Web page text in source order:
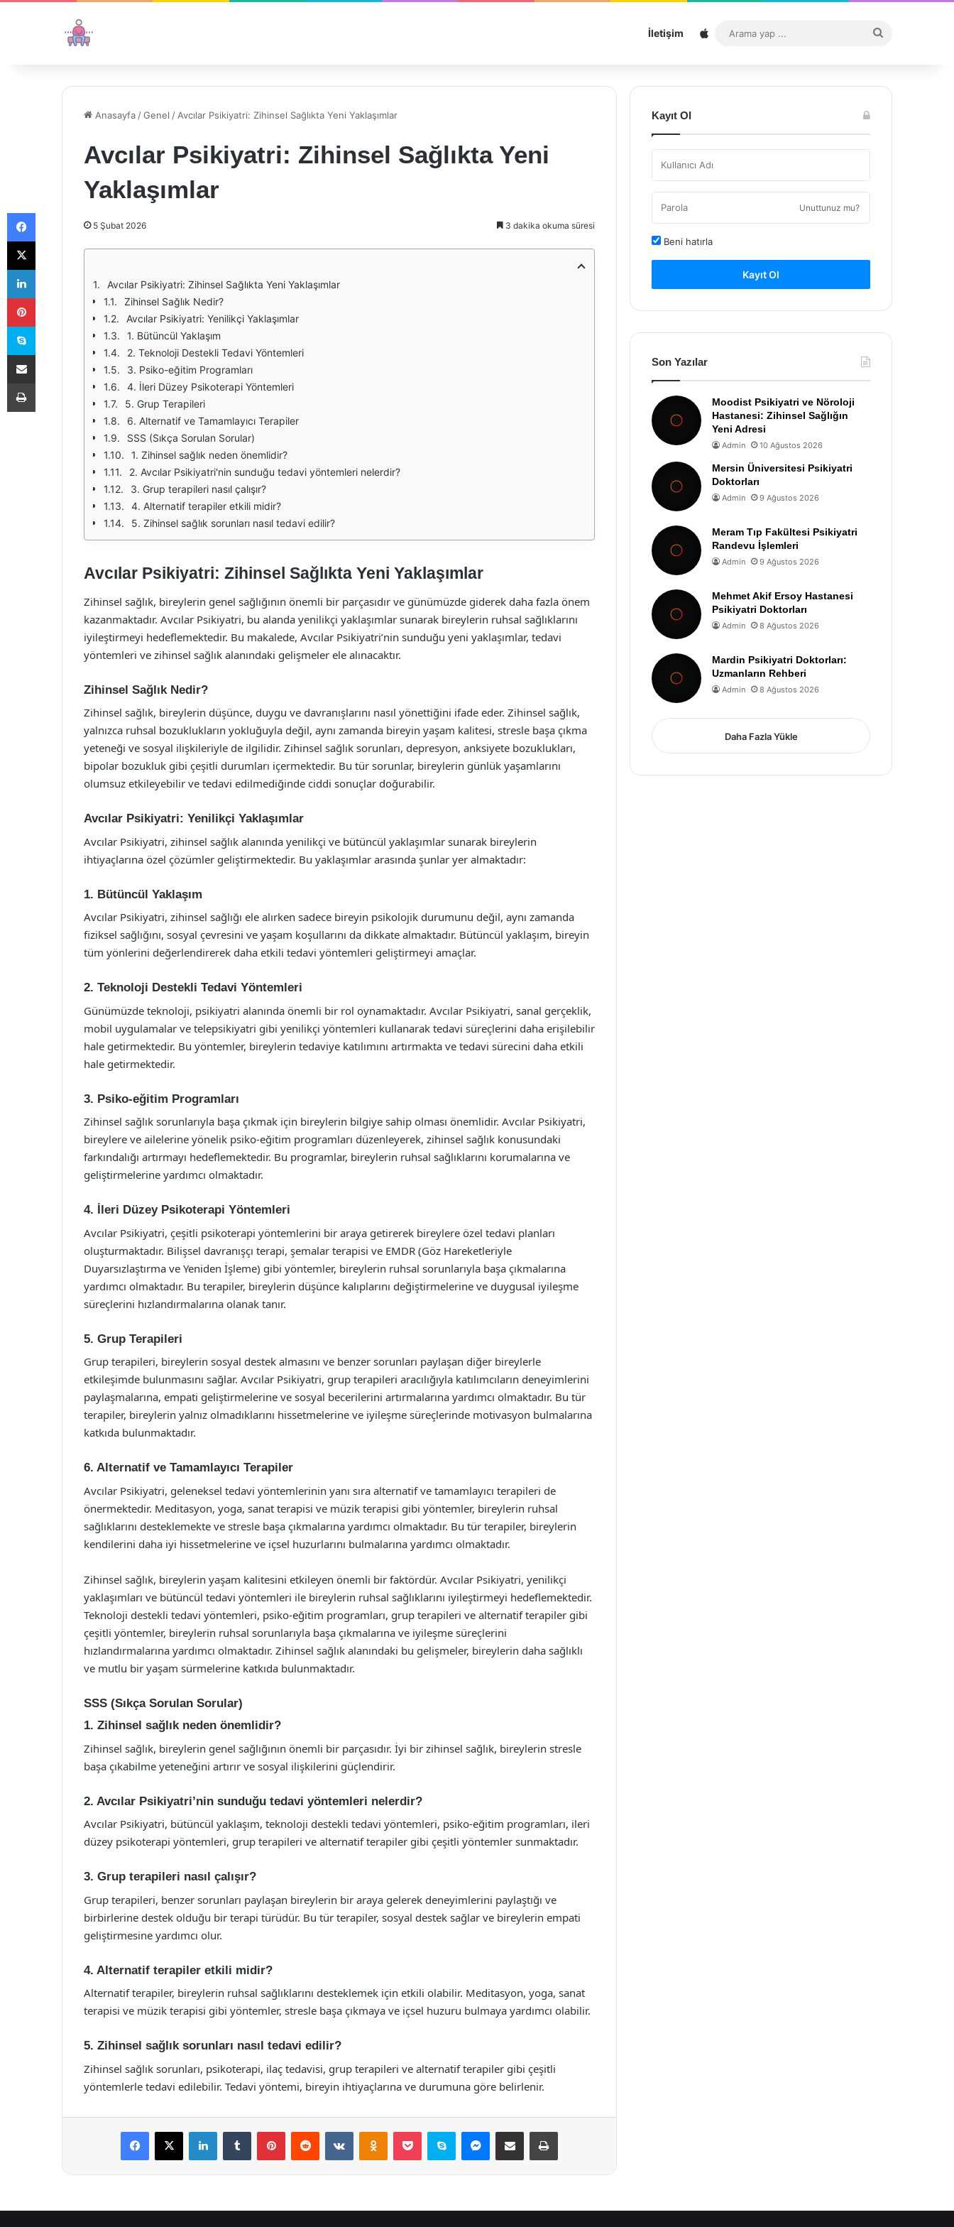
İletişim Sitemap
...
Anasayfa /Genel / Avcılar Psikiyatri: Zihinsel Sağlıkta Yeni Yaklaşımlar
Avcılar Psikiyatri: Zihinsel Sağlıkta Yeni
Yaklaşımlar
5 Şubat 2026 3 dakika okuma süresi
Avcılar Psikiyatri: Zihinsel Sağlıkta Yeni Yaklaşımlar
Zihinsel Sağlık Nedir?
Avcılar Psikiyatri: Yenilikçi Yaklaşımlar
1. Bütüncül Yaklaşım
2. Teknoloji Destekli Tedavi Yöntemleri
3. Psiko-eğitim Programları
4. İleri Düzey Psikoterapi Yöntemleri
5. Grup Terapileri
6. Alternatif ve Tamamlayıcı Terapiler
SSS (Sıkça Sorulan Sorular)
1. Zihinsel sağlık neden önemlidir?
2. Avcılar Psikiyatri'nin sunduğu tedavi yöntemleri nelerdir?
3. Grup terapileri nasıl çalışır?
4. Alternatif terapiler etkili midir?
5. Zihinsel sağlık sorunları nasıl tedavi edilir?
Avcılar Psikiyatri: Zihinsel Sağlıkta Yeni Yaklaşımlar
Zihinsel sağlık, bireylerin genel sağlığının önemli bir parçasıdır ve günümüzde giderek daha fazla önem
kazanmaktadır. Avcılar Psikiyatri, bu alanda yenilikçi yaklaşımlar sunarak bireylerin ruhsal sağlıklarını
iyileştirmeyi hedeflemektedir. Bu makalede, Avcılar Psikiyatri’nin sunduğu yeni yaklaşımlar, tedavi
yöntemleri ve zihinsel sağlık alanındaki gelişmeler ele alınacaktır.
Zihinsel Sağlık Nedir?
Zihinsel sağlık, bireylerin düşünce, duygu ve davranışlarını nasıl yönettiğini ifade eder. Zihinsel sağlık,
yalnızca ruhsal bozuklukların yokluğuyla değil, aynı zamanda bireyin yaşam kalitesi, stresle başa çıkma
yeteneği ve sosyal ilişkileriyle de ilgilidir. Zihinsel sağlık sorunları, depresyon, anksiyete bozuklukları,
bipolar bozukluk gibi çeşitli durumları içermektedir. Bu tür sorunlar, bireylerin günlük yaşamlarını
olumsuz etkileyebilir ve tedavi edilmediğinde ciddi sonuçlar doğurabilir.
Avcılar Psikiyatri: Yenilikçi Yaklaşımlar
Avcılar Psikiyatri, zihinsel sağlık alanında yenilikçi ve bütüncül yaklaşımlar sunarak bireylerin
ihtiyaçlarına özel çözümler geliştirmektedir. Bu yaklaşımlar arasında şunlar yer almaktadır:
1. Bütüncül Yaklaşım
Avcılar Psikiyatri, zihinsel sağlığı ele alırken sadece bireyin psikolojik durumunu değil, aynı zamanda
fiziksel sağlığını, sosyal çevresini ve yaşam koşullarını da dikkate almaktadır. Bütüncül yaklaşım, bireyin
tüm yönlerini değerlendirerek daha etkili tedavi yöntemleri geliştirmeyi amaçlar.
2. Teknoloji Destekli Tedavi Yöntemleri
Günümüzde teknoloji, psikiyatri alanında önemli bir rol oynamaktadır. Avcılar Psikiyatri, sanal gerçeklik,
mobil uygulamalar ve telepsikiyatri gibi yenilikçi yöntemleri kullanarak tedavi süreçlerini daha erişilebilir
hale getirmektedir. Bu yöntemler, bireylerin tedaviye katılımını artırmakta ve tedavi sürecini daha etkili
hale getirmektedir.
3. Psiko-eğitim Programları
Zihinsel sağlık sorunlarıyla başa çıkmak için bireylerin bilgiye sahip olması önemlidir. Avcılar Psikiyatri,
bireylere ve ailelerine yönelik psiko-eğitim programları düzenleyerek, zihinsel sağlık konusundaki
farkındalığı artırmayı hedeflemektedir. Bu programlar, bireylerin ruhsal sağlıklarını korumalarına ve
geliştirmelerine yardımcı olmaktadır.
4. İleri Düzey Psikoterapi Yöntemleri
Avcılar Psikiyatri, çeşitli psikoterapi yöntemlerini bir araya getirerek bireylere özel tedavi planları
oluşturmaktadır. Bilişsel davranışçı terapi, şemalar terapisi ve EMDR (Göz Hareketleriyle
Duyarsızlaştırma ve Yeniden İşleme) gibi yöntemler, bireylerin ruhsal sorunlarıyla başa çıkmalarına
yardımcı olmaktadır. Bu terapiler, bireylerin düşünce kalıplarını değiştirmelerine ve duygusal iyileşme
süreçlerini hızlandırmalarına olanak tanır.
5. Grup Terapileri
Grup terapileri, bireylerin sosyal destek almasını ve benzer sorunları paylaşan diğer bireylerle
etkileşimde bulunmasını sağlar. Avcılar Psikiyatri, grup terapileri aracılığıyla katılımcıların deneyimlerini
paylaşmalarına, empati geliştirmelerine ve sosyal becerilerini artırmalarına yardımcı olmaktadır. Bu tür
terapiler, bireylerin yalnız olmadıklarını hissetmelerine ve iyileşme süreçlerinde motivasyon bulmalarına
katkıda bulunmaktadır.
6. Alternatif ve Tamamlayıcı Terapiler
Avcılar Psikiyatri, geleneksel tedavi yöntemlerinin yanı sıra alternatif ve tamamlayıcı terapileri de
önermektedir. Meditasyon, yoga, sanat terapisi ve müzik terapisi gibi yöntemler, bireylerin ruhsal
sağlıklarını desteklemekte ve stresle başa çıkmalarına yardımcı olmaktadır. Bu tür terapiler, bireylerin
kendilerini daha iyi hissetmelerine ve içsel huzurlarını bulmalarına yardımcı olmaktadır.
Zihinsel sağlık, bireylerin yaşam kalitesini etkileyen önemli bir faktördür. Avcılar Psikiyatri, yenilikçi
yaklaşımları ve bütüncül tedavi yöntemleri ile bireylerin ruhsal sağlıklarını iyileştirmeyi hedeflemektedir.
Teknoloji destekli tedavi yöntemleri, psiko-eğitim programları, grup terapileri ve alternatif terapiler gibi
çeşitli yöntemler, bireylerin ruhsal sorunlarıyla başa çıkmalarına ve iyileşme süreçlerini
hızlandırmalarına yardımcı olmaktadır. Zihinsel sağlık alanındaki bu gelişmeler, bireylerin daha sağlıklı
ve mutlu bir yaşam sürmelerine katkıda bulunmaktadır.
SSS (Sıkça Sorulan Sorular)
1. Zihinsel sağlık neden önemlidir?
Zihinsel sağlık, bireylerin genel sağlığının önemli bir parçasıdır. İyi bir zihinsel sağlık, bireylerin stresle
başa çıkabilme yeteneğini artırır ve sosyal ilişkilerini güçlendirir.
2. Avcılar Psikiyatri’nin sunduğu tedavi yöntemleri nelerdir?
Avcılar Psikiyatri, bütüncül yaklaşım, teknoloji destekli tedavi yöntemleri, psiko-eğitim programları, ileri
düzey psikoterapi yöntemleri, grup terapileri ve alternatif terapiler gibi çeşitli yöntemler sunmaktadır.
3. Grup terapileri nasıl çalışır?
Grup terapileri, benzer sorunları paylaşan bireylerin bir araya gelerek deneyimlerini paylaştığı ve
birbirlerine destek olduğu bir terapi türüdür. Bu tür terapiler, sosyal destek sağlar ve bireylerin empati
geliştirmesine yardımcı olur.
4. Alternatif terapiler etkili midir?
Alternatif terapiler, bireylerin ruhsal sağlıklarını desteklemek için etkili olabilir. Meditasyon, yoga, sanat
terapisi ve müzik terapisi gibi yöntemler, stresle başa çıkmaya ve içsel huzuru bulmaya yardımcı olabilir.
5. Zihinsel sağlık sorunları nasıl tedavi edilir?
Zihinsel sağlık sorunları, psikoterapi, ilaç tedavisi, grup terapileri ve alternatif terapiler gibi çeşitli
yöntemlerle tedavi edilebilir. Tedavi yöntemi, bireyin ihtiyaçlarına ve durumuna göre belirlenir.
Facebook
X LinkedInTumblr PinterestReddit VKontakteOdnoklassniki
Pocket Skype Messenger
E-Posta ile paylaş Yazdır
Kayıt Ol
Unuttunuz mu?
Beni hatırla
Kayıt Ol
Son Yazılar
Moodist Psikiyatri ve Nöroloji
Hastanesi: Zihinsel Sağlığın
Yeni Adresi
Admin 10 Ağustos 2026
Mersin Üniversitesi Psikiyatri
Doktorları
Admin 9 Ağustos 2026
Meram Tıp Fakültesi Psikiyatri
Randevu İşlemleri
Admin 9 Ağustos 2026
Mehmet Akif Ersoy Hastanesi
Psikiyatri Doktorları
Admin 8 Ağustos 2026
Mardin Psikiyatri Doktorları:
Uzmanların Rehberi
Admin 8 Ağustos 2026
Daha Fazla Yükle
Facebook
X
LinkedIn
Pinterest
Skype
E-Posta ile paylaş